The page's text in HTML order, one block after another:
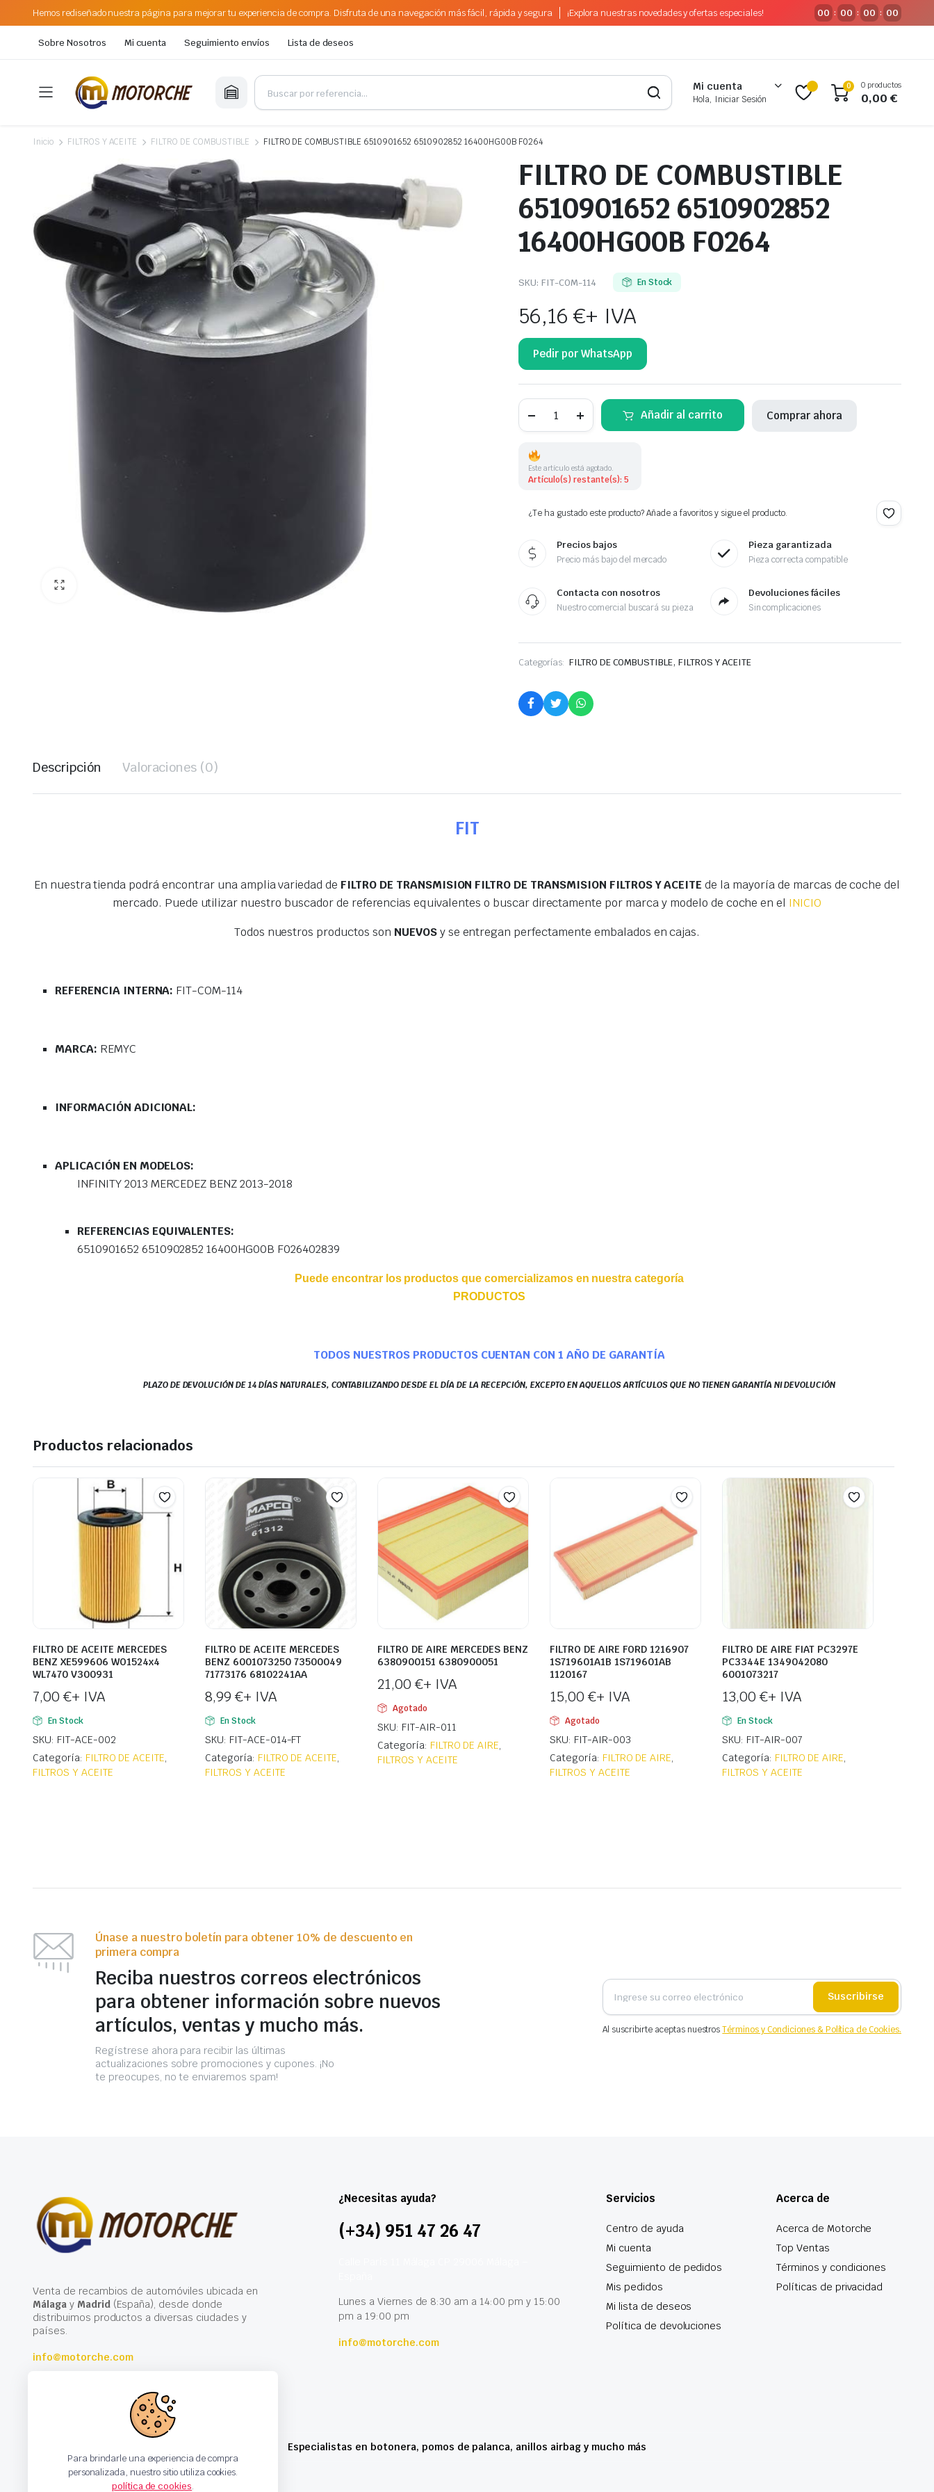
Hemos rediseñado nuestra página para mejorar tu experiencia de compra. Disfruta de una navegación más fácil, rápida y segura ¡Explora nuestras novedades y ofertas especiales! 00 : 00 : 00 : 00
Sobre Nosotros Mi cuenta Seguimiento envíos Lista de deseos
Mi cuenta
Hola, Iniciar Sesión
0 0 productos
0,00€
Inicio FILTROS Y ACEITE FILTRO DE COMBUSTIBLE FILTRO DE COMBUSTIBLE 6510901652 6510902852 16400HG00B F0264
FILTRO DE COMBUSTIBLE
6510901652 6510902852
16400HG00B F0264
SKU: FIT-COM-114 En Stock
56,16€+ IVA
Pedir por WhatsApp
COMBUSTIBLE
16400HG00B
F0264
cantidad
Añadir al carrito Comprar ahora
Este artículo está agotado.
Artículo(s) restante(s): 5
¿Te ha gustado este producto? Añade a favoritos y sigue el producto.
Precios bajos
Precio más bajo del mercado
Pieza garantizada
Pieza correcta compatible
Contacta con nosotros
Nuestro comercial buscará su pieza
Devoluciones fáciles
Sin complicaciones
Categorías: FILTRO DE COMBUSTIBLE, FILTROS Y ACEITE
Descripción Valoraciones (0)
FIT
En nuestra tienda podrá encontrar una amplia variedad de FILTRO DE TRANSMISION FILTRO DE TRANSMISION FILTROS Y ACEITE de la mayoría de marcas de coche del
mercado. Puede utilizar nuestro buscador de referencias equivalentes o buscar directamente por marca y modelo de coche en el INICIO
Todos nuestros productos son NUEVOSy se entregan perfectamente embalados en cajas.
REFERENCIA INTERNA: FIT-COM-114
MARCA: REMYC
INFORMACIÓN ADICIONAL:
APLICACIÓN EN MODELOS:
INFINITY 2013 MERCEDEZ BENZ 2013-2018
REFERENCIAS EQUIVALENTES:
6510901652 6510902852 16400HG00B F026402839
Puede encontrar los productos que comercializamos en nuestra categoría
PRODUCTOS
TODOS NUESTROS PRODUCTOS CUENTAN CON 1 AÑO DE GARANTÍA
PLAZO DE DEVOLUCIÓN DE 14 DÍAS NATURALES, CONTABILIZANDO DESDE EL DÍA DE LA RECEPCIÓN, EXCEPTO EN AQUELLOS ARTÍCULOS QUE NO TIENEN GARANTÍA NI DEVOLUCIÓN
Productos relacionados
FILTRO DE ACEITE MERCEDES
BENZ XE599606 WO1524x4
WL7470 V300931
7,00 €+ IVA
En Stock
SKU: FIT-ACE-002
Categoría: FILTRO DE ACEITE,
FILTROS Y ACEITE
FILTRO DE ACEITE MERCEDES
BENZ 6001073250 73500049
71773176 68102241AA
8,99 €+ IVA
En Stock
SKU: FIT-ACE-014-FT
Categoría: FILTRO DE ACEITE,
FILTROS Y ACEITE
FILTRO DE AIRE MERCEDES BENZ
6380900151 6380900051
21,00 €+ IVA
Agotado
SKU: FIT-AIR-011
Categoría: FILTRO DE AIRE,
FILTROS Y ACEITE
FILTRO DE AIRE FORD 1216907
1S719601A1B 1S719601AB
1120167
15,00 €+ IVA
Agotado
SKU: FIT-AIR-003
Categoría: FILTRO DE AIRE,
FILTROS Y ACEITE
FILTRO DE AIRE FIAT PC3297E
PC3344E 1349042080
6001073217
13,00 €+ IVA
En Stock
SKU: FIT-AIR-007
Categoría: FILTRO DE AIRE,
FILTROS Y ACEITE
Únase a nuestro boletín para obtener 10% de descuento en
primera compra
Reciba nuestros correos electrónicos
para obtener información sobre nuevos
artículos, ventas y mucho más.
Regístrese ahora para recibir las últimas
actualizaciones sobre promociones y cupones. ¡No
te preocupes, no te enviaremos spam!
Suscribirse
Al suscribirte aceptas nuestrosTérminos y Condiciones & Política de Cookies.
Venta de recambios de automóviles ubicada en
Málagay Madrid(España), desde donde
distribuimos productos a diversas ciudades y
países.
info@motorche.com
¿Necesitas ayuda?
(+34) 951 47 26 47
Lunes a Viernes de 8:30 am a 14:00 pm y 15:00
pm a 19:00 pm
info@motorche.com
Servicios
Centro de ayuda
Mi cuenta
Seguimiento de pedidos
Mis pedidos
Mi lista de deseos
Política de devoluciones
Acerca de
Acerca de Motorche
Top Ventas
Términos y condiciones
Políticas de privacidad
Especialistas en botonera, pomos de palanca, anillos airbag y mucho más
Para brindarle una experiencia de compra
personalizada, nuestro sitio utiliza cookies.
política de cookies.